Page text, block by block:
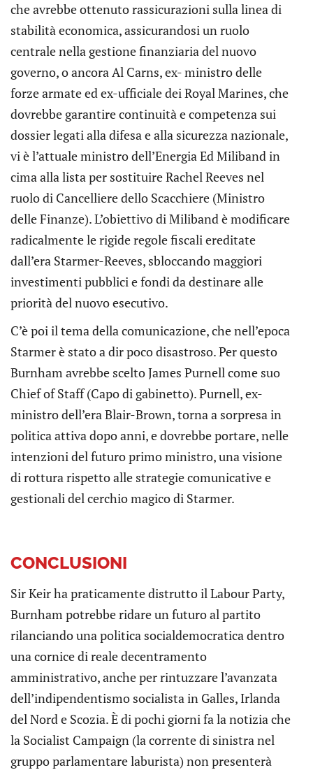
che avrebbe ottenuto rassicurazioni sulla linea di
stabilità economica, assicurandosi un ruolo
centrale nella gestione finanziaria del nuovo
governo, o ancora Al Carns, ex- ministro delle
forze armate ed ex-ufficiale dei Royal Marines, che
dovrebbe garantire continuità e competenza sui
dossier legati alla difesa e alla sicurezza nazionale,
vi è l’attuale ministro dell’Energia Ed Miliband in
cima alla lista per sostituire Rachel Reeves nel
ruolo di Cancelliere dello Scacchiere (Ministro
delle Finanze). L’obiettivo di Miliband è modificare
radicalmente le rigide regole fiscali ereditate
dall’era Starmer-Reeves, sbloccando maggiori
investimenti pubblici e fondi da destinare alle
priorità del nuovo esecutivo.
C’è poi il tema della comunicazione, che nell’epoca
Starmer è stato a dir poco disastroso. Per questo
Burnham avrebbe scelto James Purnell come suo
Chief of Staff (Capo di gabinetto). Purnell, ex-
ministro dell’era Blair-Brown, torna a sorpresa in
politica attiva dopo anni, e dovrebbe portare, nelle
intenzioni del futuro primo ministro, una visione
di rottura rispetto alle strategie comunicative e
gestionali del cerchio magico di Starmer.
CONCLUSIONI
Sir Keir ha praticamente distrutto il Labour Party,
Burnham potrebbe ridare un futuro al partito
rilanciando una politica socialdemocratica dentro
una cornice di reale decentramento
amministrativo, anche per rintuzzare l’avanzata
dell’indipendentismo socialista in Galles, Irlanda
del Nord e Scozia. È di pochi giorni fa la notizia che
la Socialist Campaign (la corrente di sinistra nel
gruppo parlamentare laburista) non presenterà